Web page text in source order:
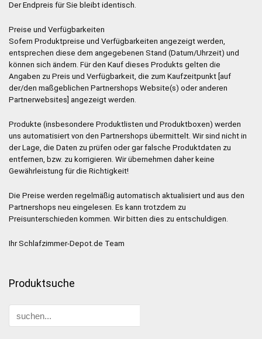
Der Endpreis für Sie bleibt identisch.
Preise und Verfügbarkeiten
Sofern Produktpreise und Verfügbarkeiten angezeigt werden,
entsprechen diese dem angegebenen Stand (Datum/Uhrzeit) und
können sich ändern. Für den Kauf dieses Produkts gelten die
Angaben zu Preis und Verfügbarkeit, die zum Kaufzeitpunkt [auf
der/den maßgeblichen Partnershops Website(s) oder anderen
Partnerwebsites] angezeigt werden.
Produkte (insbesondere Produktlisten und Produktboxen) werden
uns automatisiert von den Partnershops übermittelt. Wir sind nicht in
der Lage, die Daten zu prüfen oder gar falsche Produktdaten zu
entfernen, bzw. zu korrigieren. Wir übernehmen daher keine
Gewährleistung für die Richtigkeit!
Die Preise werden regelmäßig automatisch aktualisiert und aus den
Partnershops neu eingelesen. Es kann trotzdem zu
Preisunterschieden kommen. Wir bitten dies zu entschuldigen.
Ihr Schlafzimmer-Depot.de Team
Produktsuche